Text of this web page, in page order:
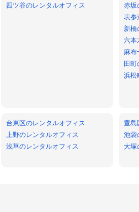
赤坂
表参
新橋
六本
麻布
田町
浜松
四ツ谷のレンタルオフィス
豊島
池袋
大塚
台東区のレンタルオフィス
上野のレンタルオフィス
浅草のレンタルオフィス